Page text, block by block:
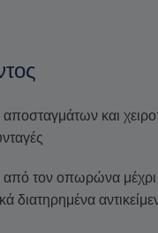
και
τον οπωρώνα μέχρι
διατηρημένα